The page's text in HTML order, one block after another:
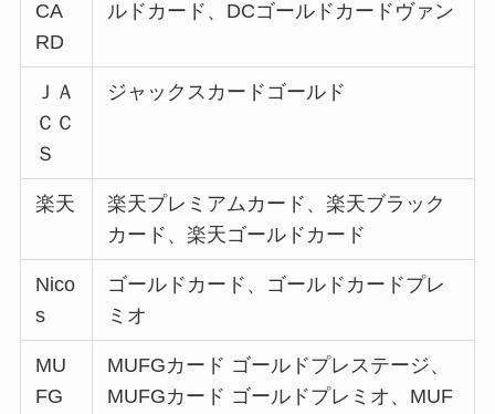
CA
RD
ルドカード、DCゴールドカードヴァン
ＪＡ
ＣＣ
Ｓ
ジャックスカードゴールド
楽天
楽天プレミアムカード、楽天ブラック
カード、楽天ゴールドカード
Nico
s
ゴールドカード、ゴールドカードプレ
ミオ
MU
FG
MUFGカード ゴールドプレステージ、
MUFGカード ゴールドプレミオ、MUF